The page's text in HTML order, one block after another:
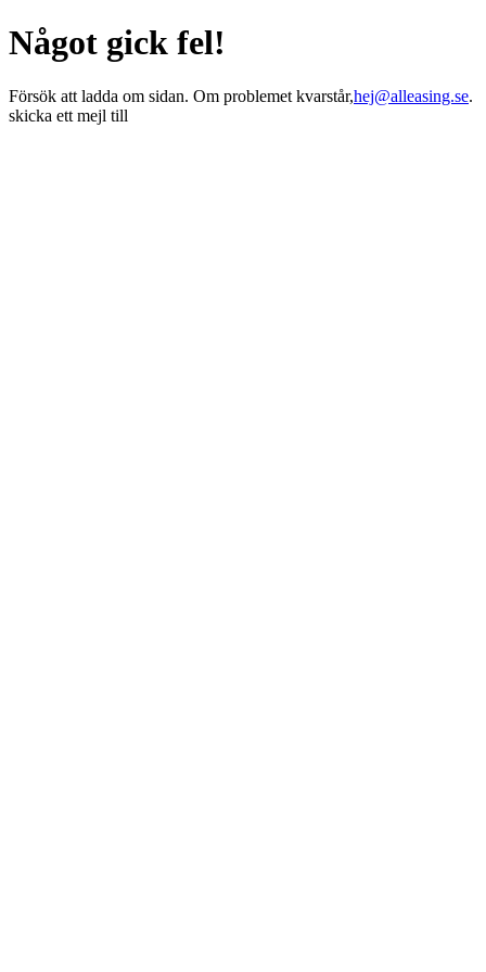
Något gick fel!
Försök att ladda om sidan. Om problemet kvarstår,hej@alleasing.se.
skicka ett mejl till